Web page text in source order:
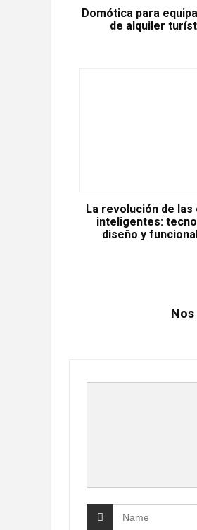
Domótica para
de alquiler
La revolución de las
inteligentes:
diseño y